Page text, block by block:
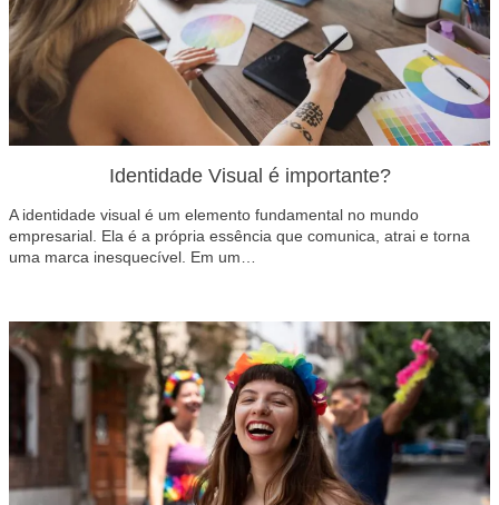
Identidade Visual é importante?
A identidade visual é um elemento fundamental no mundo
empresarial. Ela é a própria essência que comunica, atrai e torna
uma marca inesquecível. Em um…